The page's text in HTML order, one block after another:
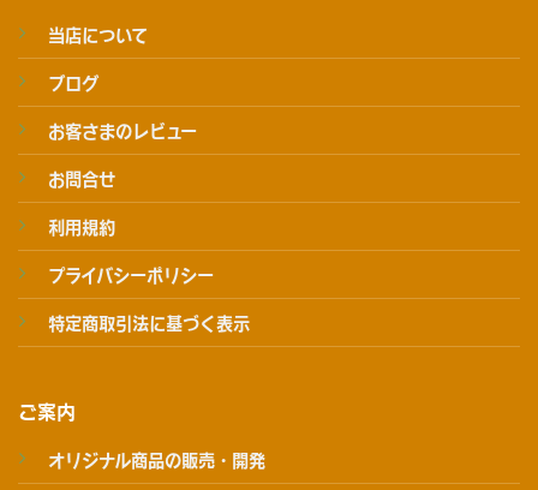
当店について
ブログ
お客さまのレビュー
お問合せ
利用規約
プライバシーポリシー
特定商取引法に基づく表示
ご案内
オリジナル商品の販売・開発